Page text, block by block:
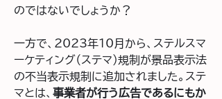
のではないでしょうか？
一方で、2023年10月から、ステルスマ
ーケティング（ステマ）規制が景品表示法
の不当表示規制に追加されました。ステ
マとは、 事業者が行う広告であるにもか